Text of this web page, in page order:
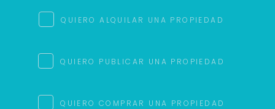
QUIERO ALQUILAR UNA PROPIEDAD
QUIERO PUBLICAR UNA PROPIEDAD
QUIERO COMPRAR UNA PROPIEDAD